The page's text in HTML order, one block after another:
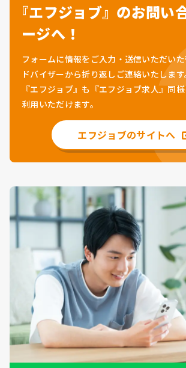
『エフジョブ』のお問い
ージへ！
フォームに情報をご入力・送信いただい
ドバイザーから折り返しご連絡いたします
『エフジョブ』も『エフジョブ求人』同
利用いただけます。
エフジョブのサイトへ